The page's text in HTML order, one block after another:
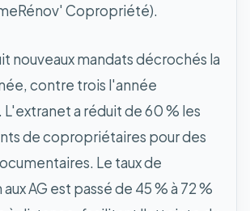
Copropriété).
nouveaux mandats décrochés la
contre trois l'année
a réduit de 60 % les
de copropriétaires pour des
Le taux de
AG est passé de 45 % à 72 %